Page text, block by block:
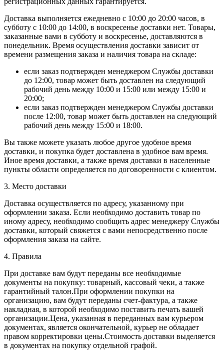
Доставка выполняется ежедневно с 10:00 до 20:00 часов, в
субботу с 10:00 до 14:00, в воскресенье доставки нет. Товары,
заказанные вами в субботу и воскресенье, доставляются в
понедельник. Время осуществления доставки зависит от
времени размещения заказа и наличия товара на складе:
если заказ подтвержден менеджером Службы доставки
до 12:00, товар может быть доставлен на следующий
рабочий день между 10:00 и 15:00 или между 15:00 и
20:00;
если заказ подтвержден менеджером Службы доставки
после 12:00, товар может быть доставлен на следующий
рабочий день между 15:00 и 18:00.
Вы также можете указать любое другое удобное время
доставки, и покупка будет доставлена в удобное вам время.
Иное время доставки, а также время доставки в населенные
пункты области определяется по договоренности с клиентом.
3. Место доставки
Доставка осуществляется по адресу, указанному при
оформлении заказа. Если необходимо доставить товар по
иному адресу, необходимо сообщить адрес менеджеру Службы
доставки, который свяжется с вами непосредственно после
оформления заказа на сайте.
4. Правила
При доставке вам будут переданы все необходимые
документы на покупку: товарный, кассовый чеки, а также
гарантийный талон.При оформлении покупки на
организацию, вам будут переданы счет-фактура, а также
накладная, в которой необходимо поставить печать вашей
организации.Цена, указанная в переданных вам курьером
документах, является окончательной, курьер не обладает
правом корректировки цены.Стоимость доставки выделяется
в документах на покупку отдельной графой.